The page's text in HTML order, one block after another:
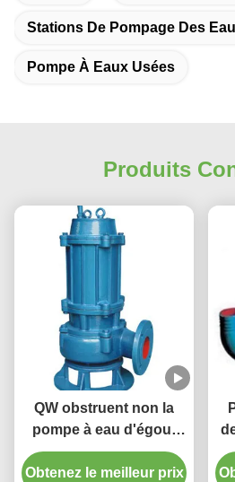
Stations De Pompage Des
Pompe À Eaux Usées
Produits
QW obstruent non la
pompe à eau d'égout
submersible pour la
décharge de déchets
Obtenez le meilleur prix
la